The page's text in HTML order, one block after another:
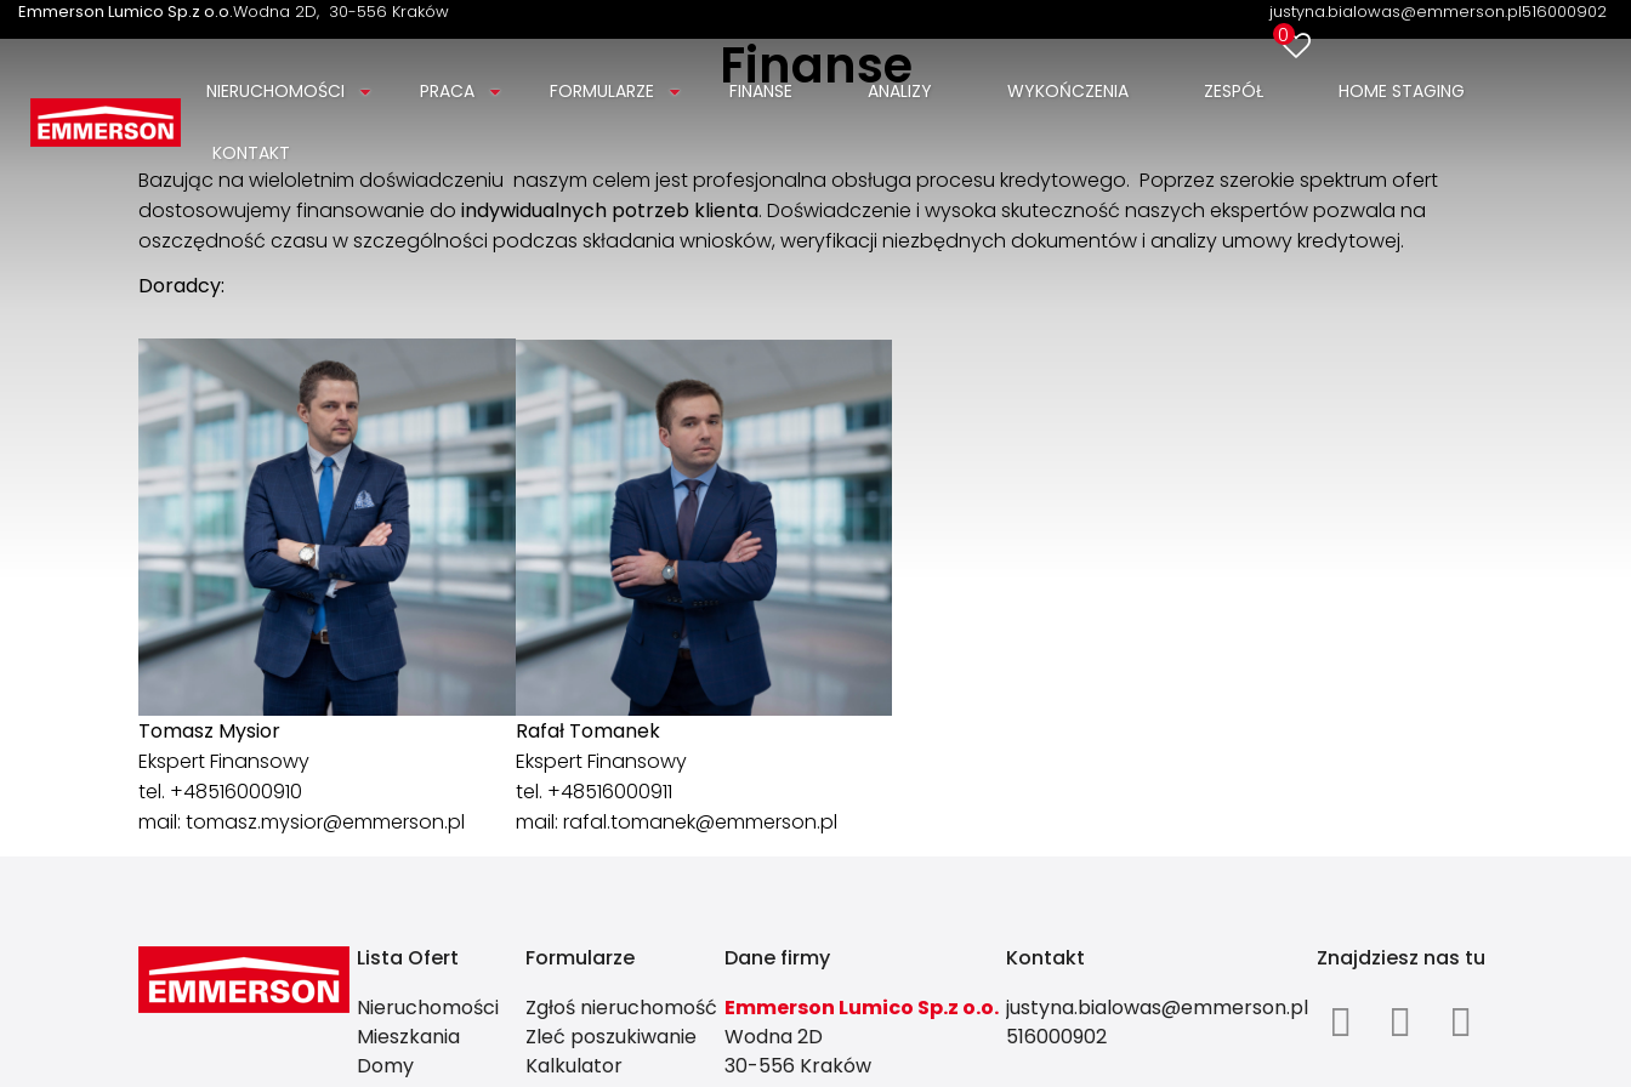
Emmerson Lumico Sp.z o.o.Wodna 2D 30-556 Kraków justyna.bialowas@emmerson.pl516000902
0
NIERUCHOMOŚCI PRACA FORMULARZE FINANSE ANALIZY WYKOŃCZENIA ZESPÓŁ HOME STAGING
KONTAKT
Wodna 2D
30-556 Kraków
516000902
justyna.bialowas@emmerson.pl
Finanse
Bazując na wieloletnim doświadczeniu naszym celem jest profesjonalna obsługa procesu kredytowego. Poprzez szerokie spektrum ofert
dostosowujemy finansowanie do indywidualnych potrzeb klienta. Doświadczenie i wysoka skuteczność naszych ekspertów pozwala na
oszczędność czasu w szczególności podczas składania wniosków, weryfikacji niezbędnych dokumentów i analizy umowy kredytowej.
Doradcy:
Tomasz Mysior
Ekspert Finansowy
tel. +48516000910
mail: tomasz.mysior@emmerson.pl
Rafał Tomanek
Ekspert Finansowy
tel. +48516000911
mail: rafal.tomanek@emmerson.pl
Lista Ofert
Nieruchomości
Mieszkania
Domy
Formularze
Zgłoś nieruchomość
Zleć poszukiwanie
Kalkulator
Dane firmy
Emmerson Lumico Sp.z o.o.
Wodna 2D
30-556 Kraków
Kontakt
justyna.bialowas@emmerson.pl
516000902
Znajdziesz nas tu